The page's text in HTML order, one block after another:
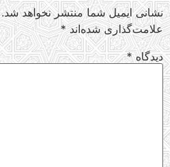
نشانی ایمیل شما منتشر نخواهد شد.
علامت‌گذاری شده‌اند*
دیدگاه*